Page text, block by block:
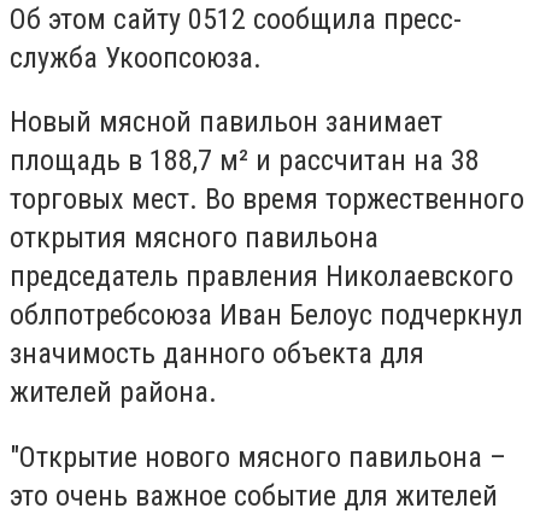
Об этом сайту 0512 сообщила пресс-
служба Укоопсоюза.
Новый мясной павильон занимает
площадь в 188,7 м² и рассчитан на 38
торговых мест. Во время торжественного
открытия мясного павильона
председатель правления Николаевского
облпотребсоюза Иван Белоус подчеркнул
значимость данного объекта для
жителей района.
"Открытие нового мясного павильона –
это очень важное событие для жителей